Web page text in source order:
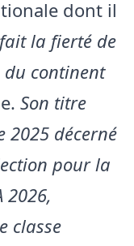
dont il
la fierté de
du continent
Son titre
2025 décerné
pour la
2026,
classe